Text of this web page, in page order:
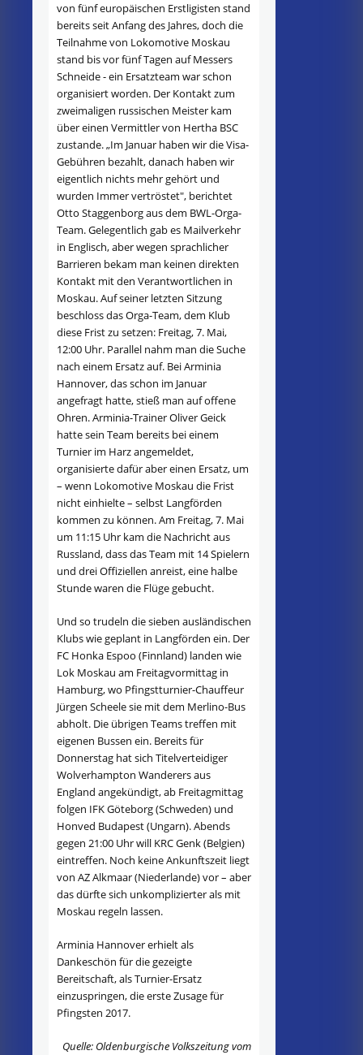
von fünf europäischen Erstligisten stand
bereits seit Anfang des Jahres, doch die
Teilnahme von Lokomotive Moskau
stand bis vor fünf Tagen auf Messers
Schneide - ein Ersatzteam war schon
organisiert worden. Der Kontakt zum
zweimaligen russischen Meister kam
über einen Vermittler von Hertha BSC
zustande. „Im Januar haben wir die Visa-
Gebühren bezahlt, danach haben wir
eigentlich nichts mehr gehört und
wurden Immer vertröstet", berichtet
Otto Staggenborg aus dem BWL-Orga-
Team. Gelegentlich gab es Mailverkehr
in Englisch, aber wegen sprachlicher
Barrieren bekam man keinen direkten
Kontakt mit den Verantwortlichen in
Moskau. Auf seiner letzten Sitzung
beschloss das Orga-Team, dem Klub
diese Frist zu setzen: Freitag, 7. Mai,
12:00 Uhr. Parallel nahm man die Suche
nach einem Ersatz auf. Bei Arminia
Hannover, das schon im Januar
angefragt hatte, stieß man auf offene
Ohren. Arminia-Trainer Oliver Geick
hatte sein Team bereits bei einem
Turnier im Harz angemeldet,
organisierte dafür aber einen Ersatz, um
– wenn Lokomotive Moskau die Frist
nicht einhielte – selbst Langförden
kommen zu können. Am Freitag, 7. Mai
um 11:15 Uhr kam die Nachricht aus
Russland, dass das Team mit 14 Spielern
und drei Offiziellen anreist, eine halbe
Stunde waren die Flüge gebucht.
Und so trudeln die sieben ausländischen
Klubs wie geplant in Langförden ein. Der
FC Honka Espoo (Finnland) landen wie
Lok Moskau am Freitagvormittag in
Hamburg, wo Pfingstturnier-Chauffeur
Jürgen Scheele sie mit dem Merlino-Bus
abholt. Die übrigen Teams treffen mit
eigenen Bussen ein. Bereits für
Donnerstag hat sich Titelverteidiger
Wolverhampton Wanderers aus
England angekündigt, ab Freitagmittag
folgen IFK Göteborg (Schweden) und
Honved Budapest (Ungarn). Abends
gegen 21:00 Uhr will KRC Genk (Belgien)
eintreffen. Noch keine Ankunftszeit liegt
von AZ Alkmaar (Niederlande) vor – aber
das dürfte sich unkomplizierter als mit
Moskau regeln lassen.
Arminia Hannover erhielt als
Dankeschön für die gezeigte
Bereitschaft, als Turnier-Ersatz
einzuspringen, die erste Zusage für
Pfingsten 2017.
Quelle: Oldenburgische Volkszeitung vom